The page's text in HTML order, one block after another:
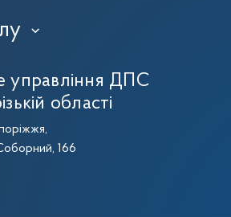
›
управління ДПС
області
166